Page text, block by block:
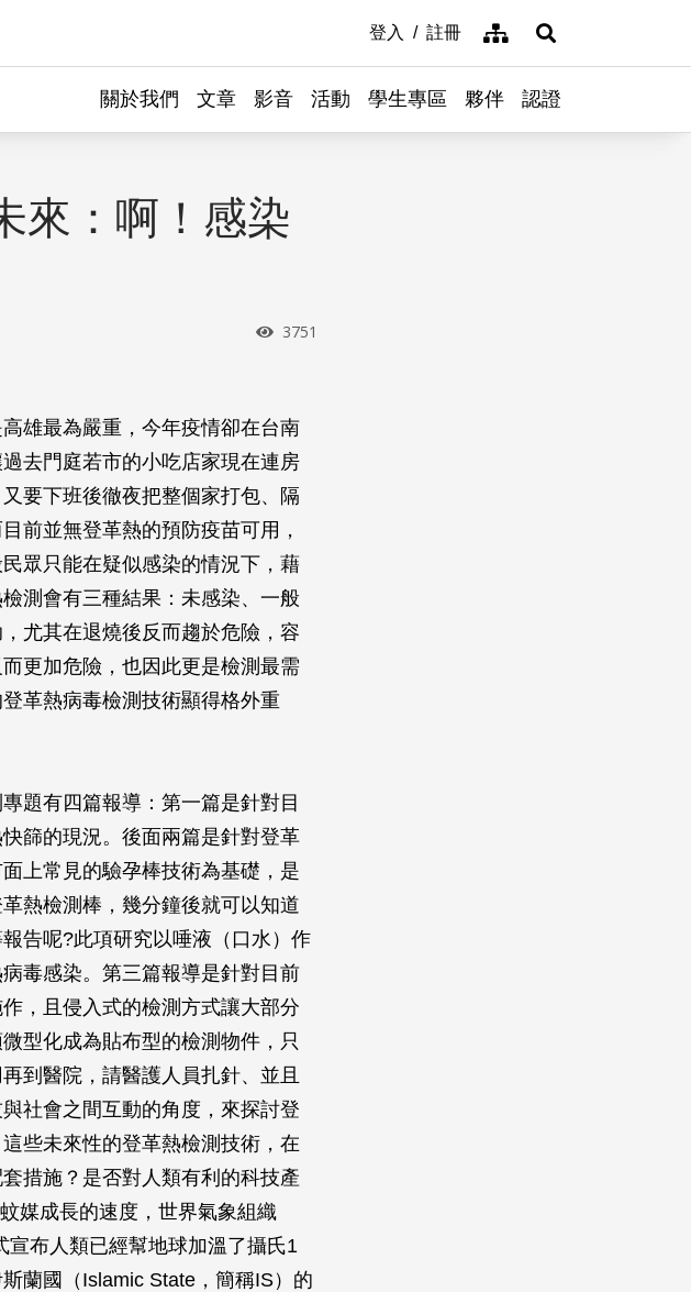
登入 註冊 網站導覽展開搜尋
關於我們 文章 影音 活動 學生專區 夥伴 認證
來：啊！感染
瀏覽次數
3751
雄最為嚴重，今年疫情卻在台南
去門庭若市的小吃店家現在連房
要下班後徹夜把整個家打包、隔
前並無登革熱的預防疫苗可用，
眾只能在疑似感染的情況下，藉
測會有三種結果：未感染、一般
尤其在退燒後反而趨於危險，容
更加危險，也因此更是檢測最需
革熱病毒檢測技術顯得格外重
題有四篇報導：第一篇是針對目
篩的現況。後面兩篇是針對登革
上常見的驗孕棒技術為基礎，是
熱檢測棒，幾分鐘後就可以知道
告呢?此項研究以唾液（口水）作
毒感染。第三篇報導是針對目前
，且侵入式的檢測方式讓大部分
型化成為貼布型的檢測物件，只
到醫院，請醫護人員扎針、並且
社會之間互動的角度，來探討登
些未來性的登革熱檢測技術，在
措施？是否對人類有利的科技產
媒成長的速度，世界氣象組織
宣布人類已經幫地球加溫了攝氏1
蘭國（Islamic State，簡稱IS）的